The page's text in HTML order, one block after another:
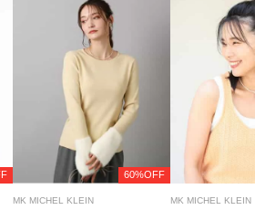
60%OFF
MK MICHEL KLEIN MK MICHEL KLEIN